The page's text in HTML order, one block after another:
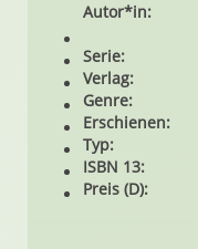
Autor*in:
Serie:
Verlag:
Genre:
Erschienen:
Typ:
ISBN 13:
Preis (D):